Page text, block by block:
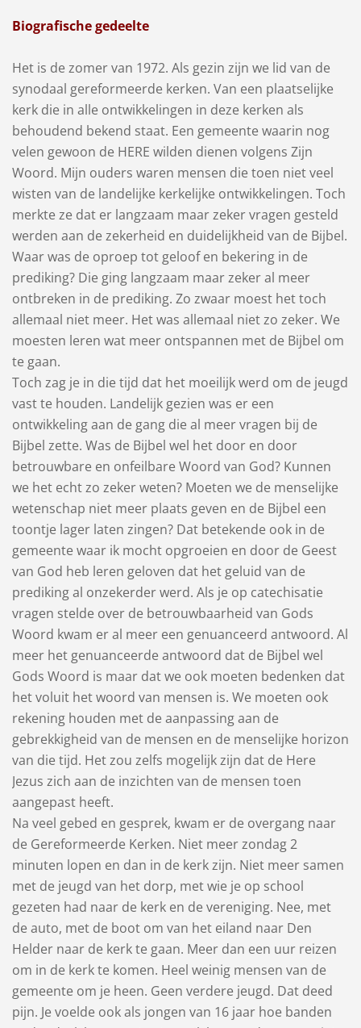
Biografische gedeelte
Het is de zomer van 1972. Als gezin zijn we lid van de
synodaal gereformeerde kerken. Van een plaatselijke
kerk die in alle ontwikkelingen in deze kerken als
behoudend bekend staat. Een gemeente waarin nog
velen gewoon de HERE wilden dienen volgens Zijn
Woord. Mijn ouders waren mensen die toen niet veel
wisten van de landelijke kerkelijke ontwikkelingen. Toch
merkte ze dat er langzaam maar zeker vragen gesteld
werden aan de zekerheid en duidelijkheid van de Bijbel.
Waar was de oproep tot geloof en bekering in de
prediking? Die ging langzaam maar zeker al meer
ontbreken in de prediking. Zo zwaar moest het toch
allemaal niet meer. Het was allemaal niet zo zeker. We
moesten leren wat meer ontspannen met de Bijbel om
te gaan.
Toch zag je in die tijd dat het moeilijk werd om de jeugd
vast te houden. Landelijk gezien was er een
ontwikkeling aan de gang die al meer vragen bij de
Bijbel zette. Was de Bijbel wel het door en door
betrouwbare en onfeilbare Woord van God? Kunnen
we het echt zo zeker weten? Moeten we de menselijke
wetenschap niet meer plaats geven en de Bijbel een
toontje lager laten zingen? Dat betekende ook in de
gemeente waar ik mocht opgroeien en door de Geest
van God heb leren geloven dat het geluid van de
prediking al onzekerder werd. Als je op catechisatie
vragen stelde over de betrouwbaarheid van Gods
Woord kwam er al meer een genuanceerd antwoord. Al
meer het genuanceerde antwoord dat de Bijbel wel
Gods Woord is maar dat we ook moeten bedenken dat
het voluit het woord van mensen is. We moeten ook
rekening houden met de aanpassing aan de
gebrekkigheid van de mensen en de menselijke horizon
van die tijd. Het zou zelfs mogelijk zijn dat de Here
Jezus zich aan de inzichten van de mensen toen
aangepast heeft.
Na veel gebed en gesprek, kwam er de overgang naar
de Gereformeerde Kerken. Niet meer zondag 2
minuten lopen en dan in de kerk zijn. Niet meer samen
met de jeugd van het dorp, met wie je op school
gezeten had naar de kerk en de vereniging. Nee, met
de auto, met de boot om van het eiland naar Den
Helder naar de kerk te gaan. Meer dan een uur reizen
om in de kerk te komen. Heel weinig mensen van de
gemeente om je heen. Geen verdere jeugd. Dat deed
pijn. Je voelde ook als jongen van 16 jaar hoe banden